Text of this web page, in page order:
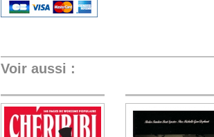
Voir aussi :